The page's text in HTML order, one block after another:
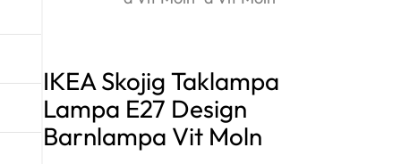
IKEA Skojig Taklampa
Lampa E27 Design
Barnlampa Vit Moln